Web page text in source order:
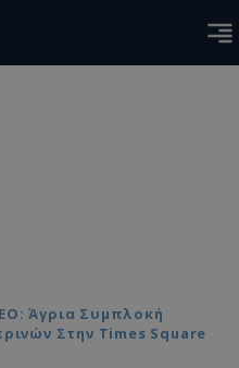
Άγρια Συμπλοκή
Στην Times Square